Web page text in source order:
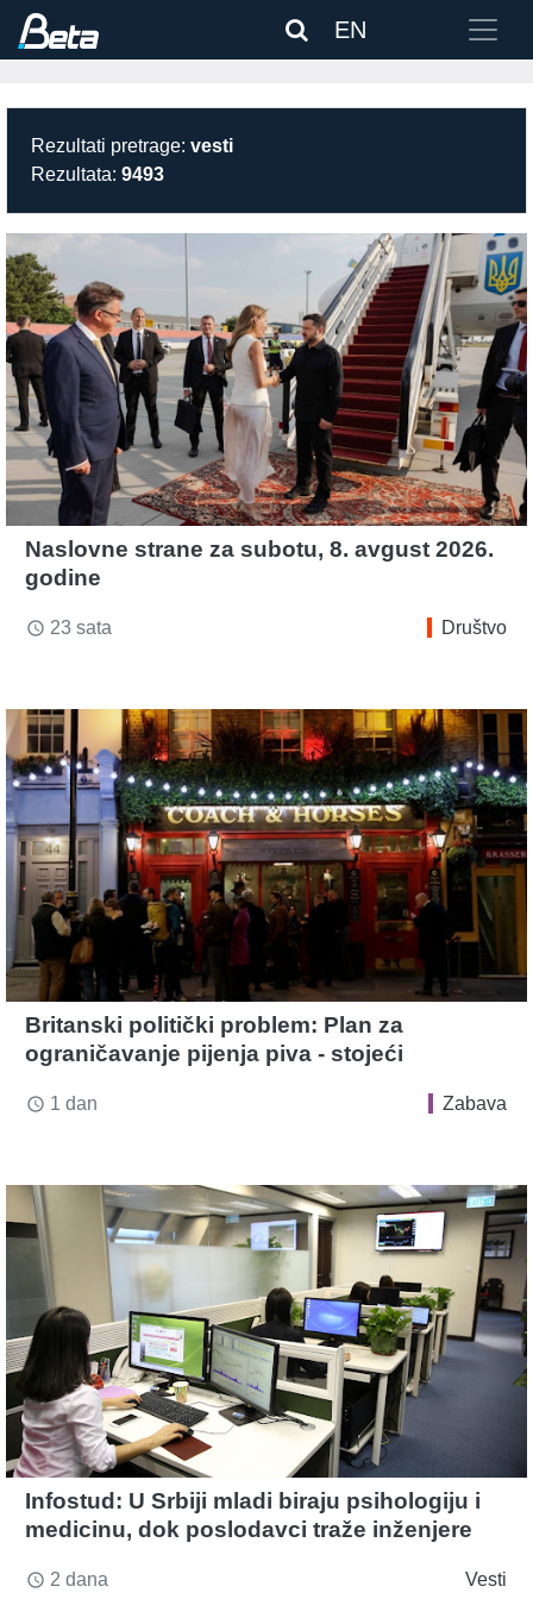
EN
Rezultati pretrage: vesti
Rezultata: 9493
Naslovne strane za subotu, 8. avgust 2026.
godine
access_time 23 sata Društvo
Britanski politički problem: Plan za
ograničavanje pijenja piva - stojeći
access_time 1 dan Zabava
Infostud: U Srbiji mladi biraju psihologiju i
medicinu, dok poslodavci traže inženjere
access_time 2 dana Vesti